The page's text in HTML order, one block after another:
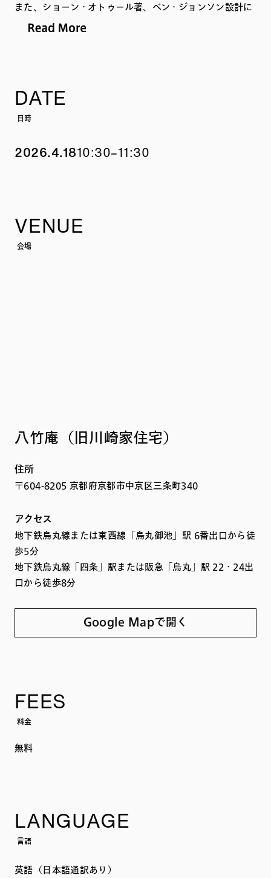
また、ショーン・オトゥール著、ベン・ジョンソン設計に
よる南アフリカのフォトブックを紹介した書籍『Photo
DATE
日時
2026.4.1810:30–11:30
VENUE
会場
八竹庵（旧川崎家住宅）
住所
〒604-8205 京都府京都市中京区三条町340
アクセス
地下鉄烏丸線または東西線「烏丸御池」駅 6番出口から徒
歩5分
地下鉄烏丸線「四条」駅または阪急「烏丸」駅 22・24出
口から徒歩8分
Google Mapで開く
FEES
料金
無料
LANGUAGE
言語
英語（日本語通訳あり）